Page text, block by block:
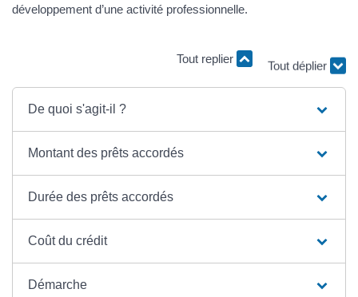
développement d’une activité professionnelle.
Tout replier
Tout déplier
De quoi s'agit-il ?
Montant des prêts accordés
Durée des prêts accordés
Coût du crédit
Démarche